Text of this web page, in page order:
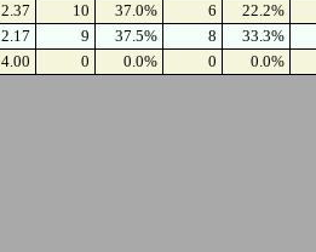
2.37 10 37.0% 6
22.2%
2.17 9 37.5% 8
33.3%
4.00 0 0.0% 0 0.0%